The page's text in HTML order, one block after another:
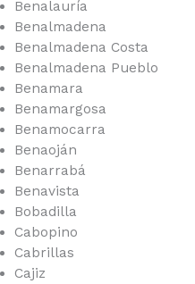
Benalauría
Benalmadena
Benalmadena Costa
Benalmadena Pueblo
Benamara
Benamargosa
Benamocarra
Benaoján
Benarrabá
Benavista
Bobadilla
Cabopino
Cabrillas
Cajiz